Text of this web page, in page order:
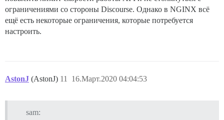
ограничениями со стороны Discourse. Однако в NGINX всё
ещё есть некоторые ограничения, которые потребуется
настроить.
AstonJ (AstonJ) 16.Март.2020 04:04:53
11
sam: